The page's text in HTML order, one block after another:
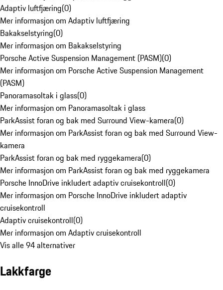
Adaptiv luftfjæring(0)
Mer informasjon om Adaptiv luftfjæring
Bakakselstyring(0)
Mer informasjon om Bakakselstyring
Porsche Active Suspension Management (PASM)(0)
Mer informasjon om Porsche Active Suspension Management
(PASM)
Panoramasoltak i glass(0)
Mer informasjon om Panoramasoltak i glass
ParkAssist foran og bak med Surround View-kamera(0)
Mer informasjon om ParkAssist foran og bak med Surround View-
kamera
ParkAssist foran og bak med ryggekamera(0)
Mer informasjon om ParkAssist foran og bak med ryggekamera
Porsche InnoDrive inkludert adaptiv cruisekontroll(0)
Mer informasjon om Porsche InnoDrive inkludert adaptiv
cruisekontroll
Adaptiv cruisekontroll(0)
Mer informasjon om Adaptiv cruisekontroll
Vis alle 94 alternativer
Lakkfarge